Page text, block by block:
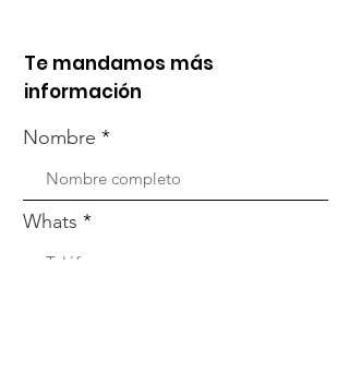
Te mandamos más
información
Nombre
Whats